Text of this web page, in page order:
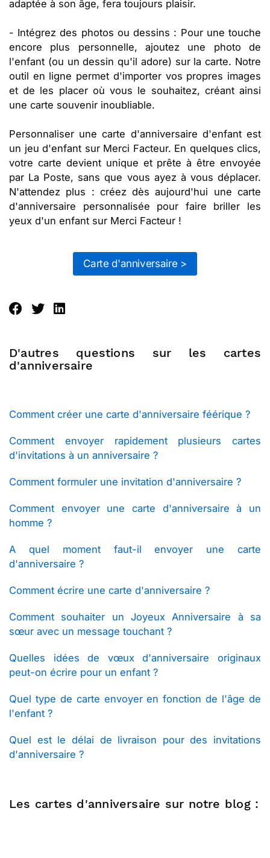
adaptée à son âge, fera toujours plaisir.
- Intégrez des photos ou dessins : Pour une touche
encore plus personnelle, ajoutez une photo de
l'enfant (ou un dessin qu'il adore) sur la carte. Notre
outil en ligne permet d'importer vos propres images
et de les placer où vous le souhaitez, créant ainsi
une carte souvenir inoubliable.
Personnaliser une carte d'anniversaire d'enfant est
un jeu d'enfant sur Merci Facteur. En quelques clics,
votre carte devient unique et prête à être envoyée
par La Poste, sans que vous ayez à vous déplacer.
N'attendez plus : créez dès aujourd'hui une carte
d'anniversaire personnalisée pour faire briller les
yeux d'un enfant sur Merci Facteur !
Carte d'anniversaire >
D'autres questions sur les cartes
d'anniversaire
Comment créer une carte d'anniversaire féérique ?
Comment envoyer rapidement plusieurs cartes
d'invitations à un anniversaire ?
Comment formuler une invitation d'anniversaire ?
Comment envoyer une carte d'anniversaire à un
homme ?
A quel moment faut-il envoyer une carte
d'anniversaire ?
Comment écrire une carte d'anniversaire ?
Comment souhaiter un Joyeux Anniversaire à sa
sœur avec un message touchant ?
Quelles idées de vœux d'anniversaire originaux
peut-on écrire pour un enfant ?
Quel type de carte envoyer en fonction de l'âge de
l'enfant ?
Quel est le délai de livraison pour des invitations
d'anniversaire ?
Les cartes d'anniversaire sur notre blog :